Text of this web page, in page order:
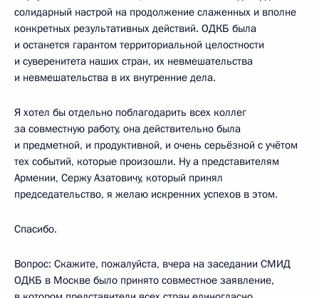
солидарный настрой на продолжение слаженных и вполне
конкретных результативных действий. ОДКБ была
и останется гарантом территориальной целостности
и суверенитета наших стран, их невмешательства
и невмешательства в их внутренние дела.
Я хотел бы отдельно поблагодарить всех коллег
за совместную работу, она действительно была
и предметной, и продуктивной, и очень серьёзной с учётом
тех событий, которые произошли. Ну а представителям
Армении, Сержу Азатовичу, который принял
председательство, я желаю искренних успехов в этом.
Спасибо.
Вопрос: Скажите, пожалуйста, вчера на заседании СМИД
ОДКБ в Москве было принято совместное заявление,